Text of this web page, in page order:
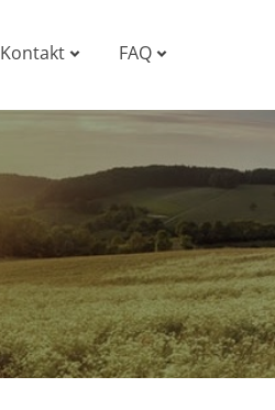
Kontakt FAQ